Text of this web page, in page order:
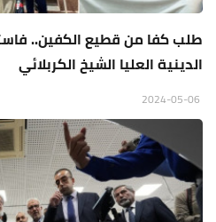
طلب كفا من قطيع الكفين..
الدينية العليا الشيخ الكربلائي